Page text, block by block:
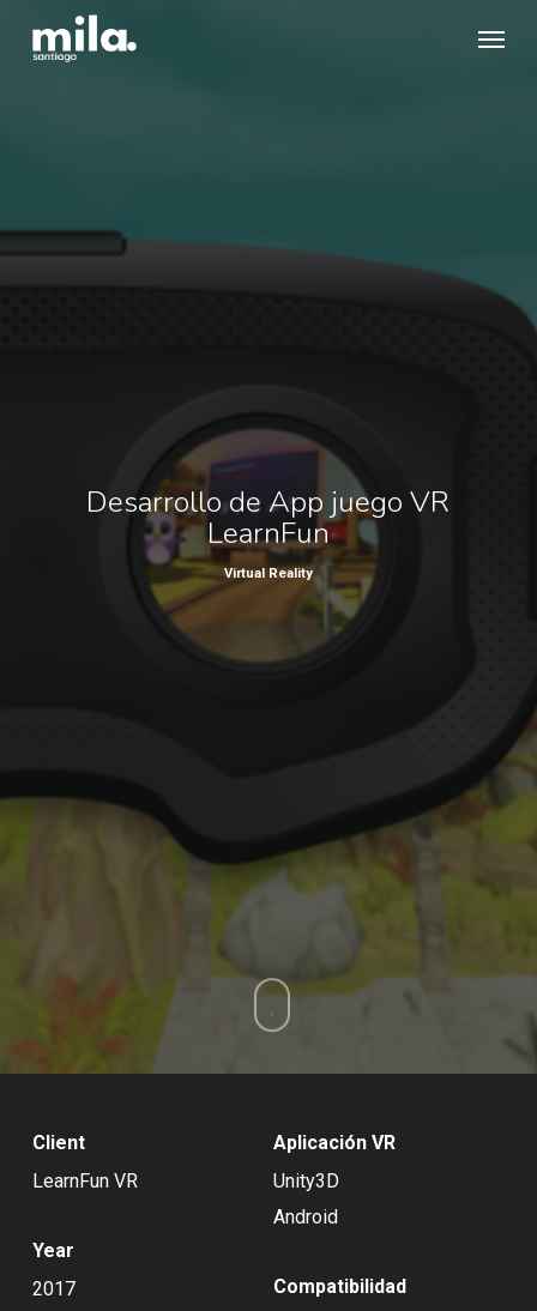
Desarrollo de App juego VR
LearnFun
Virtual Reality
Client
LearnFun VR
Year
2017
Aplicación VR
Unity3D
Android
Compatibilidad